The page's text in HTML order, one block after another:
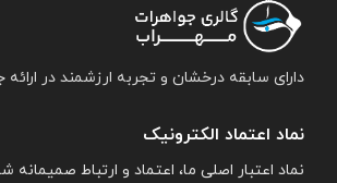
دارای سابقه درخشان و تجربه ارزشمند در
نماد اعتماد الکترونیک
نماد اعتبار اصلی ما، اعتماد و ارتباط